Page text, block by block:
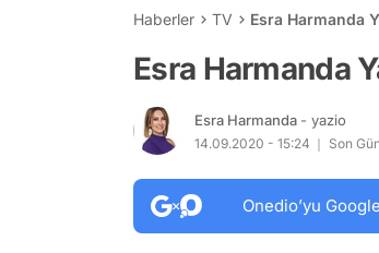
Haberler TV Esra Harmanda
Esra Harmanda
Esra Harmanda - yazio
14.09.2020 - 15:24 Son
Onedio’yu